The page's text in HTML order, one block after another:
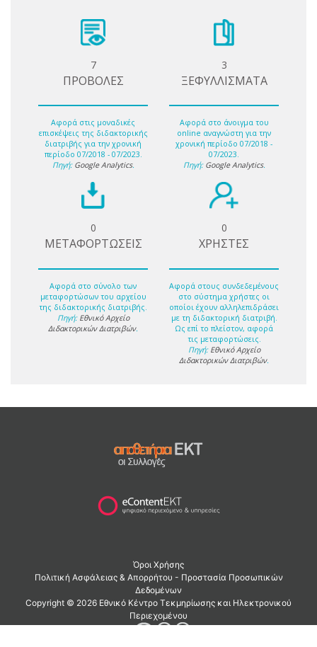
7
ΠΡΟΒΟΛΕΣ
Αφορά στις μοναδικές
επισκέψεις της διδακτορικής
διατριβής για την χρονική
περίοδο 07/2018 - 07/2023.
Πηγή: Google Analytics.
3
ΞΕΦΥΛΛΙΣΜΑΤΑ
Αφορά στο άνοιγμα του
online αναγνώστη για την
χρονική περίοδο 07/2018 -
07/2023.
Πηγή: Google Analytics.
0
ΜΕΤΑΦΟΡΤΩΣΕΙΣ
Αφορά στο σύνολο των
μεταφορτώσων του αρχείου
της διδακτορικής διατριβής.
Πηγή: Εθνικό Αρχείο
Διδακτορικών Διατριβών.
0
ΧΡΗΣΤΕΣ
Αφορά στους συνδεδεμένους
στο σύστημα χρήστες οι
οποίοι έχουν αλληλεπιδράσει
με τη διδακτορική διατριβή.
Ως επί το πλείστον, αφορά
τις μεταφορτώσεις.
Πηγή: Εθνικό Αρχείο
Διδακτορικών Διατριβών.